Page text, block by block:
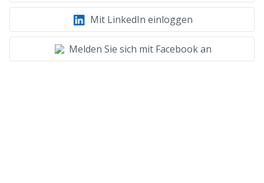
Mit LinkedIn einloggen
Melden Sie sich mit Facebook an